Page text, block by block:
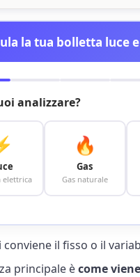
la tua bolletta luce
analizzare?
elettrica
🔥
Gas
Gas naturale
conviene il fisso o il
principale ècome